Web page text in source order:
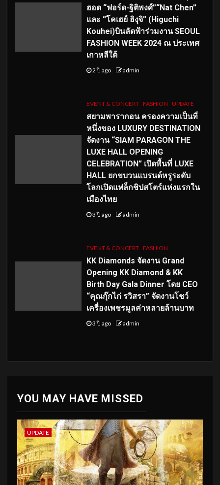
ฮอต “ฟอร์ด-ฐิติพงศ์”“Nat Chen”
และ “โคเฮย์ ฮิงุจิ” (Higuchi
Kouhei)บินลัดฟ้าร่วมงาน SEOUL
FASHION WEEK 2024 ณ ประเทศ
เกาหลีใต้
2 ปี ago admin
EVENT & CONCERT FASHION UPDATE
สยามพารากอน ครองความเป็นที่
หนึ่งของ LUXURY DESTINATION
จัดงาน “SIAM PARAGON THE
LUXE HALL OPENING
CELEBRATION” เปิดพื้นที่ LUXE
HALL ยกขบวนแบรนด์หรูระดับ
โลกเปิดแฟล็กชิปสโตร์แห่งแรกใน
เมืองไทย
3 ปี ago admin
EVENT & CONCERT FASHION
KK Diamonds จัดงาน Grand
Opening KK Diamond & KK
Birth Day Gala Dinner โดย CEO
“คุณกุ๊กไก่ รวิสรา” จัดงานโชว์
เครื่องเพชรมูลค่าหลายล้านบาท
3 ปี ago admin
YOU MAY HAVE MISSED
UPDATE